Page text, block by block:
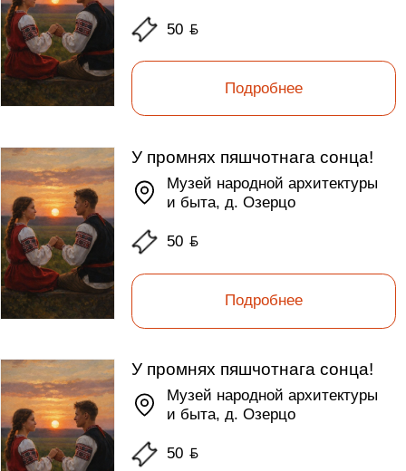
50ƃ
Подробнее
У промнях пяшчотнага сонца!
Музей народной архитектуры
и быта, д. Озерцо
50ƃ
Подробнее
У промнях пяшчотнага сонца!
Музей народной архитектуры
и быта, д. Озерцо
50ƃ